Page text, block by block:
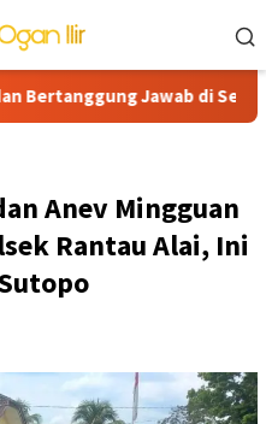
Jawab di Sekolah
Anev Mingguan
Rantau Alai, Ini